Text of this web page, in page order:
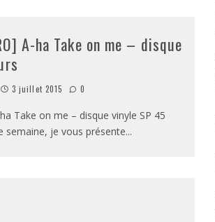
A-ha Take on me – disque
3 juillet 2015 0
Take on me – disque vinyle SP 45
semaine, je vous présente...